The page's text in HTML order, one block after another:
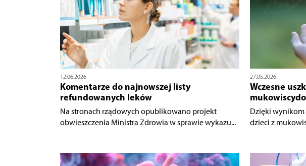
12.06.2026
Komentarze do najnowszej listy
refundowanych leków
Na stronach rządowych opublikowano projekt
obwieszczenia Ministra Zdrowia w sprawie wykazu...
27.05.2026
Wczesne
Dzięki wynikom
dzieci z